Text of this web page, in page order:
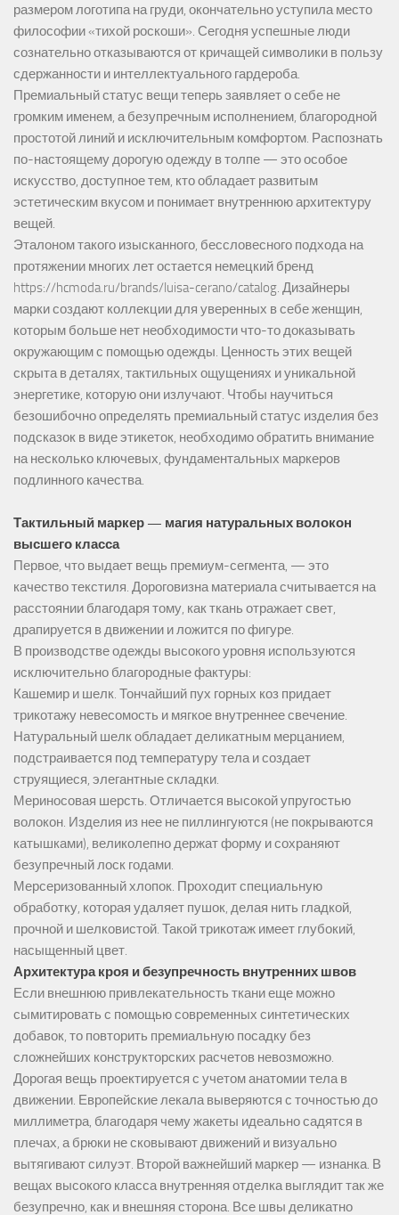
размером логотипа на груди, окончательно уступила место
философии «тихой роскоши». Сегодня успешные люди
сознательно отказываются от кричащей символики в пользу
сдержанности и интеллектуального гардероба.
Премиальный статус вещи теперь заявляет о себе не
громким именем, а безупречным исполнением, благородной
простотой линий и исключительным комфортом. Распознать
по-настоящему дорогую одежду в толпе — это особое
искусство, доступное тем, кто обладает развитым
эстетическим вкусом и понимает внутреннюю архитектуру
вещей.
Эталоном такого изысканного, бессловесного подхода на
протяжении многих лет остается немецкий бренд
https://hcmoda.ru/brands/luisa-cerano/catalog. Дизайнеры
марки создают коллекции для уверенных в себе женщин,
которым больше нет необходимости что-то доказывать
окружающим с помощью одежды. Ценность этих вещей
скрыта в деталях, тактильных ощущениях и уникальной
энергетике, которую они излучают. Чтобы научиться
безошибочно определять премиальный статус изделия без
подсказок в виде этикеток, необходимо обратить внимание
на несколько ключевых, фундаментальных маркеров
подлинного качества.
Тактильный маркер — магия натуральных волокон
высшего класса
Первое, что выдает вещь премиум-сегмента, — это
качество текстиля. Дороговизна материала считывается на
расстоянии благодаря тому, как ткань отражает свет,
драпируется в движении и ложится по фигуре.
В производстве одежды высокого уровня используются
исключительно благородные фактуры:
Кашемир и шелк. Тончайший пух горных коз придает
трикотажу невесомость и мягкое внутреннее свечение.
Натуральный шелк обладает деликатным мерцанием,
подстраивается под температуру тела и создает
струящиеся, элегантные складки.
Мериносовая шерсть. Отличается высокой упругостью
волокон. Изделия из нее не пиллингуются (не покрываются
катышками), великолепно держат форму и сохраняют
безупречный лоск годами.
Мерсеризованный хлопок. Проходит специальную
обработку, которая удаляет пушок, делая нить гладкой,
прочной и шелковистой. Такой трикотаж имеет глубокий,
насыщенный цвет.
Архитектура кроя и безупречность внутренних швов
Если внешнюю привлекательность ткани еще можно
сымитировать с помощью современных синтетических
добавок, то повторить премиальную посадку без
сложнейших конструкторских расчетов невозможно.
Дорогая вещь проектируется с учетом анатомии тела в
движении. Европейские лекала выверяются с точностью до
миллиметра, благодаря чему жакеты идеально садятся в
плечах, а брюки не сковывают движений и визуально
вытягивают силуэт. Второй важнейший маркер — изнанка. В
вещах высокого класса внутренняя отделка выглядит так же
безупречно, как и внешняя сторона. Все швы деликатно